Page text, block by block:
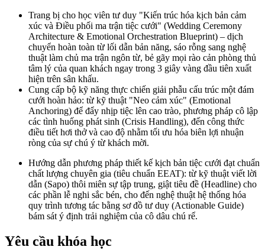
Trang bị cho học viên tư duy "Kiến trúc hóa kịch bản cảm
xúc và Điều phối ma trận tiệc cưới" (Wedding Ceremony
Architecture & Emotional Orchestration Blueprint) – dịch
chuyển hoàn toàn từ lối dẫn bản năng, sáo rỗng sang nghệ
thuật làm chủ ma trận ngôn từ, bẻ gãy mọi rào cản phòng thủ
tâm lý của quan khách ngay trong 3 giây vàng đầu tiên xuất
hiện trên sân khấu.
Cung cấp bộ kỹ năng thực chiến giải phẫu cấu trúc một đám
cưới hoàn hảo: từ kỹ thuật "Neo cảm xúc" (Emotional
Anchoring) để đẩy nhịp tiệc lên cao trào, phương pháp cô lập
các tình huống phát sinh (Crisis Handling), đến công thức
điều tiết hơi thở và cao độ nhằm tối ưu hóa biên lợi nhuận
ròng của sự chú ý từ khách mời.
Hướng dẫn phương pháp thiết kế kịch bản tiệc cưới đạt chuẩn
chất lượng chuyên gia (tiêu chuẩn EEAT): từ kỹ thuật viết lời
dẫn (Sapo) thôi miên sự tập trung, giật tiêu đề (Headline) cho
các phần lễ nghi sắc bén, cho đến nghệ thuật hệ thống hóa
quy trình tương tác bằng sơ đồ tư duy (Actionable Guide)
bám sát ý định trải nghiệm của cô dâu chú rể.
Yêu cầu khóa học